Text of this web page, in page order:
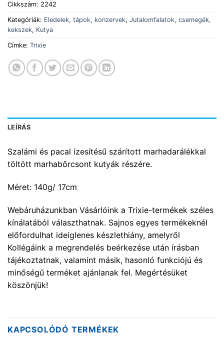
Cikkszám: 2242
Kategóriák: Eledelek, tápok, konzervek, Jutalomfalatok, csemegék,
kekszek, Kutya
Címke: Trixie
LEÍRÁS
Szalámi és pacal ízesítésű szárított marhadarálékkal
töltött marhabőrcsont kutyák részére.
Méret: 140g/ 17cm
Webáruházunkban Vásárlóink a Trixie-termékek széles
kínálatából választhatnak. Sajnos egyes termékeknél
előfordulhat ideiglenes készlethiány, amelyről
Kollégáink a megrendelés beérkezése után írásban
tájékoztatnak, valamint másik, hasonló funkciójú és
minőségű terméket ajánlanak fel. Megértésüket
köszönjük!
KAPCSOLÓDÓ TERMÉKEK